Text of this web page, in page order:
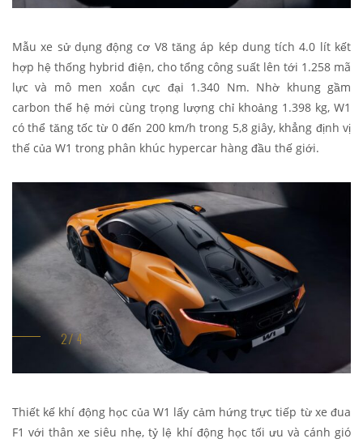
Mẫu xe sử dụng động cơ V8 tăng áp kép dung tích 4.0 lít kết
hợp hệ thống hybrid điện, cho tổng công suất lên tới 1.258 mã
lực và mô men xoắn cực đại 1.340 Nm. Nhờ khung gầm
carbon thế hệ mới cùng trọng lượng chỉ khoảng 1.398 kg, W1
có thể tăng tốc từ 0 đến 200 km/h trong 5,8 giây, khẳng định vị
thế của W1 trong phân khúc hypercar hàng đầu thế giới.
Thiết kế khí động học của W1 lấy cảm hứng trực tiếp từ xe đua
F1 với thân xe siêu nhẹ, tỷ lệ khí động học tối ưu và cánh gió